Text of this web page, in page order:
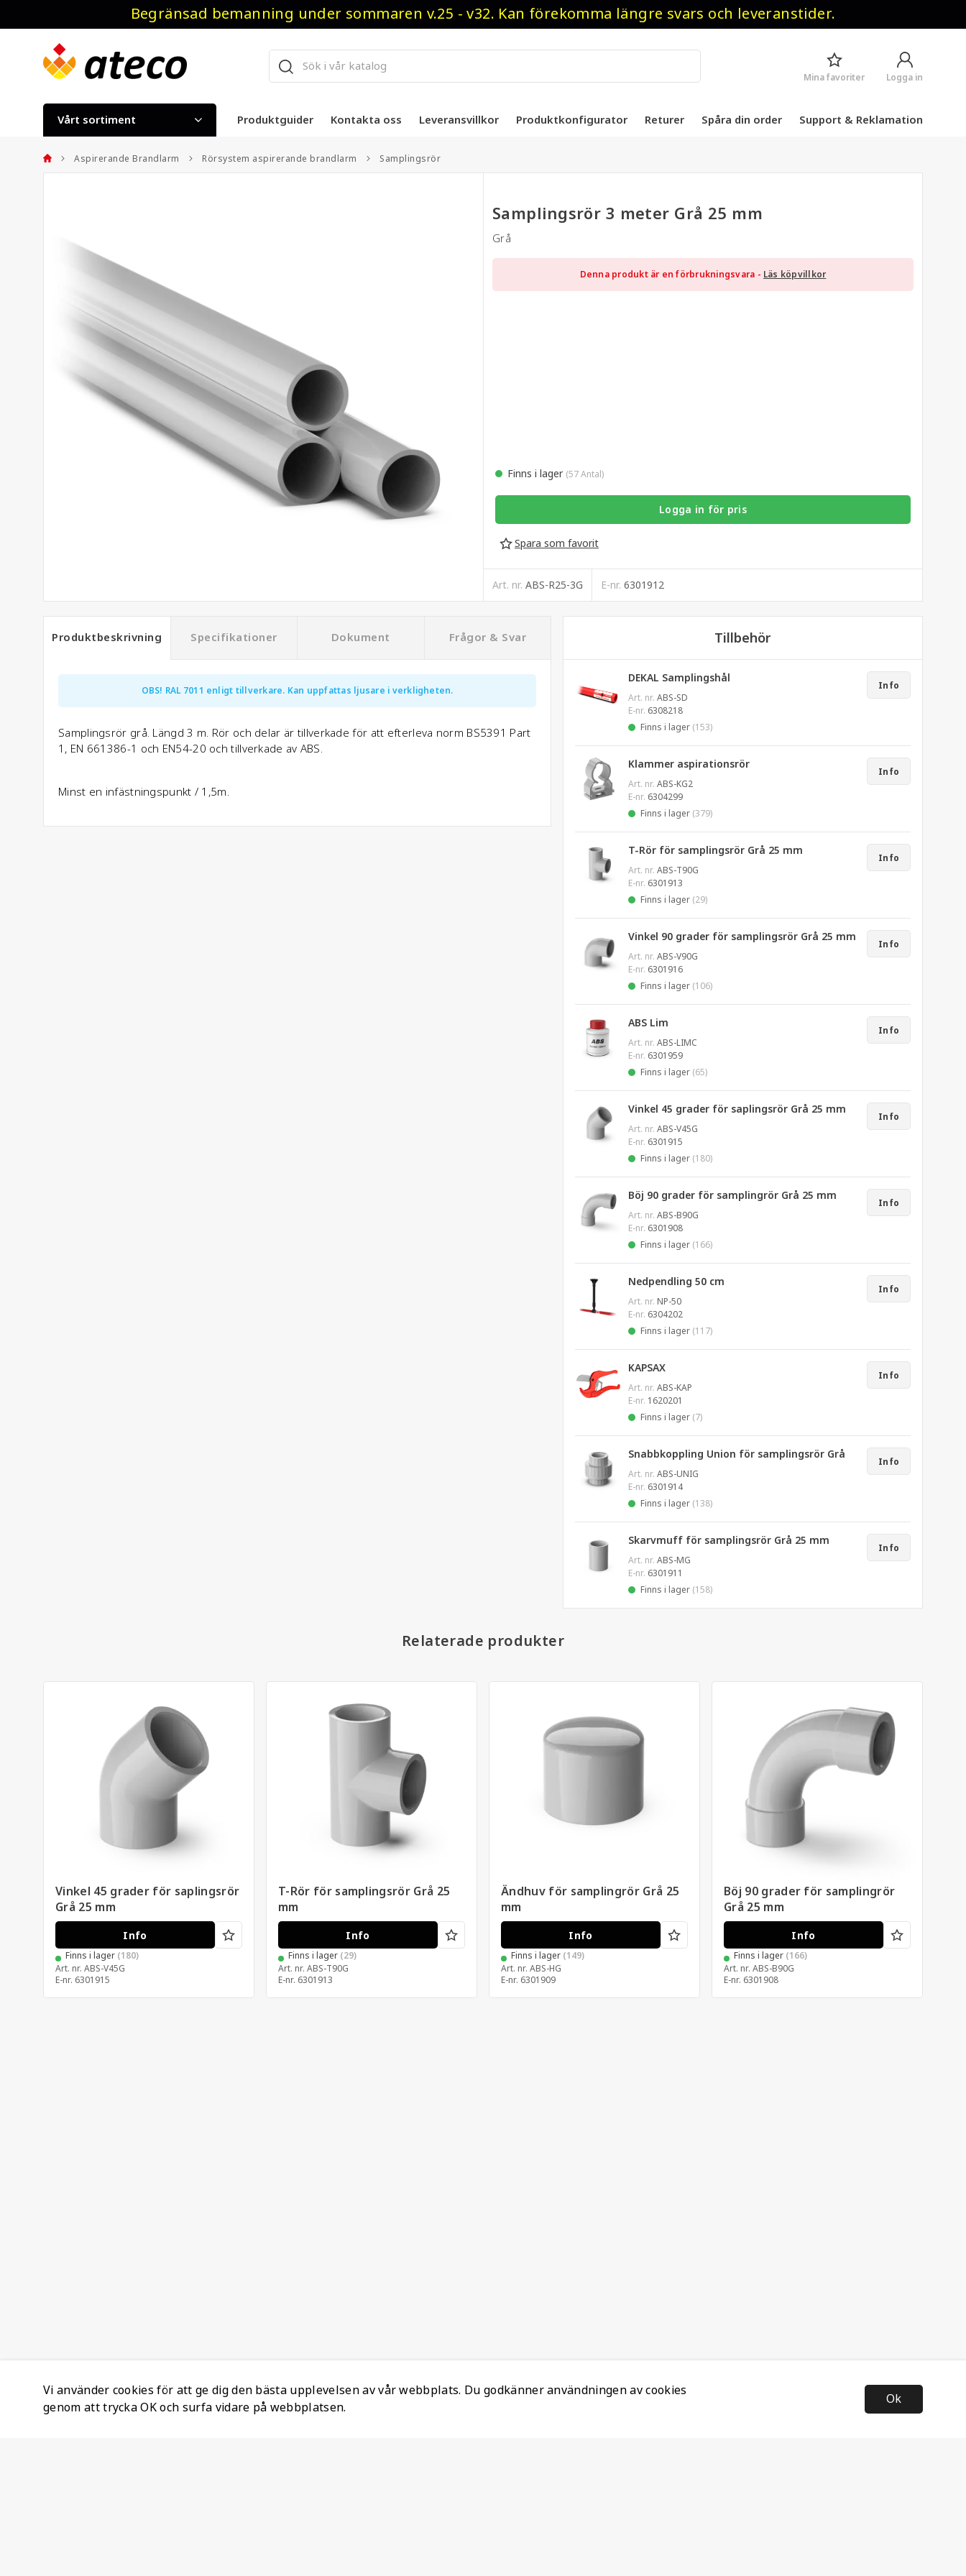
Begränsad bemanning under sommaren v.25 - v32. Kan förekomma längre svars och leveranstider.
Logga in
Mina favoriter
Vårt sortiment Produktguider Kontakta oss Leveransvillkor Produktkonfigurator Returer Spåra din order Support & Reklamation
Aspirerande Brandlarm Rörsystem aspirerande brandlarm Samplingsrör
Samplingsrör 3 meter Grå 25 mm
Grå
Denna produkt är en förbrukningsvara - Läs köpvillkor
Finns i lager (57 Antal)
Logga in för pris
Spara som favorit
Art. nr. ABS-R25-3G E-nr. 6301912
Produktbeskrivning Specifikationer Dokument Frågor & Svar
OBS! RAL 7011 enligt tillverkare. Kan uppfattas ljusare i verkligheten.
Samplingsrör grå. Längd 3 m. Rör och delar är tillverkade för att efterleva norm BS5391 Part
1, EN 661386-1 och EN54-20 och tillverkade av ABS.
Minst en infästningspunkt / 1,5m.
Tillbehör
DEKAL Samplingshål
Art. nr. ABS-SD
E-nr. 6308218
Finns i lager (153)
Info
Klammer aspirationsrör
Art. nr. ABS-KG2
E-nr. 6304299
Finns i lager (379)
Info
T-Rör för samplingsrör Grå 25 mm
Art. nr. ABS-T90G
E-nr. 6301913
Finns i lager (29)
Info
Vinkel 90 grader för samplingsrör Grå 25 mm
Art. nr. ABS-V90G
E-nr. 6301916
Finns i lager (106)
Info
ABS Lim
Art. nr. ABS-LIMC
E-nr. 6301959
Finns i lager (65)
Info
Vinkel 45 grader för saplingsrör Grå 25 mm
Art. nr. ABS-V45G
E-nr. 6301915
Finns i lager (180)
Info
Böj 90 grader för samplingrör Grå 25 mm
Art. nr. ABS-B90G
E-nr. 6301908
Finns i lager (166)
Info
Nedpendling 50 cm
Art. nr. NP-50
E-nr. 6304202
Finns i lager (117)
Info
KAPSAX
Art. nr. ABS-KAP
E-nr. 1620201
Finns i lager (7)
Info
Snabbkoppling Union för samplingsrör Grå
Art. nr. ABS-UNIG
E-nr. 6301914
Finns i lager (138)
Info
Skarvmuff för samplingsrör Grå 25 mm
Art. nr. ABS-MG
E-nr. 6301911
Finns i lager (158)
Info
Relaterade produkter
Vinkel 45 grader för saplingsrör
Grå 25 mm
Info
Finns i lager (180)
Art. nr. ABS-V45G
E-nr. 6301915
T-Rör för samplingsrör Grå 25
mm
Info
Finns i lager (29)
Art. nr. ABS-T90G
E-nr. 6301913
Ändhuv för samplingrör Grå 25
mm
Info
Finns i lager (149)
Art. nr. ABS-HG
E-nr. 6301909
Böj 90 grader för samplingrör
Grå 25 mm
Info
Finns i lager (166)
Art. nr. ABS-B90G
E-nr. 6301908
Vi använder cookies för att ge dig den bästa upplevelsen av vår webbplats. Du godkänner användningen av cookies
genom att trycka OK och surfa vidare på webbplatsen.
Ok